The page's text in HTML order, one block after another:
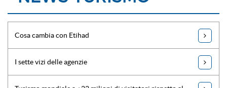
Cosa cambia con Etihad
I sette vizi delle agenzie